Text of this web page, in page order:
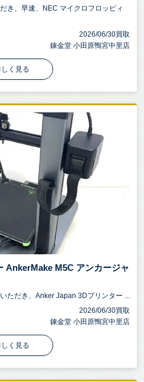
き、早速、NEC マイクロフロッピィ
2026/06/30買取
錬金堂 小田原鴨宮中里店
く見る
AnkerMake M5C アンカージャ
ただき、Anker Japan 3Dプリンター ...
2026/06/30買取
錬金堂 小田原鴨宮中里店
く見る